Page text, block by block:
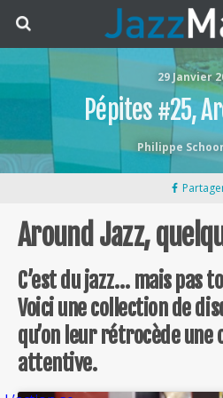
29 Janvier
Pépites #25,
Philippe
Around Jazz,
C’est du jazz… mais pas
Voici une collection de
qu’on leur rétrocède
attentive.